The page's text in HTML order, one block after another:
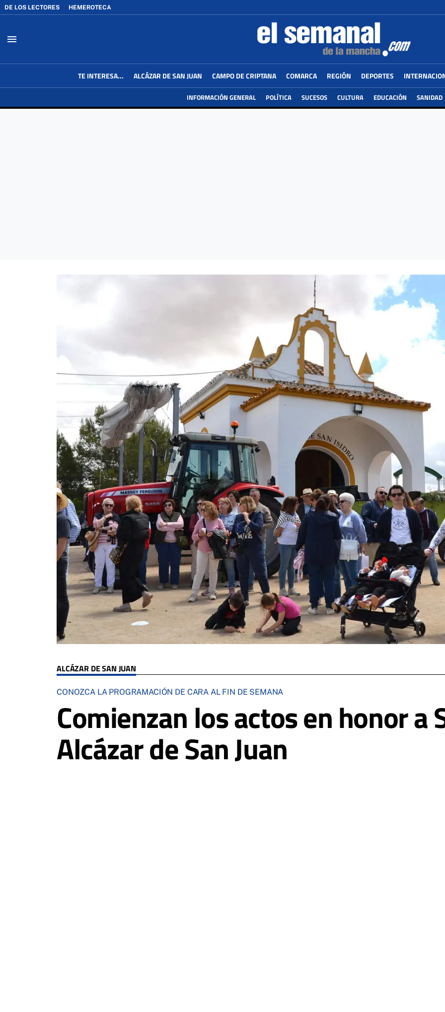
DE LOS LECTORES HEMEROTECA
menu
TE INTERESA... ALCÁZAR DE SAN JUAN CAMPO DE CRIPTANA COMARCA REGIÓN DEPORTES
INFORMACIÓN GENERAL POLÍTICA SUCESOS CULTURA EDUCACIÓN SANIDAD
ALCÁZAR DE SAN JUAN
CONOZCA LA PROGRAMACIÓN DE CARA AL FIN DE SEMANA
Comienzan los actos en honor a
Alcázar de San Juan